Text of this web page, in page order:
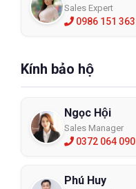
Sales Expert
0986 151 363
Kính bảo hộ
Ngọc Hội
Sales Manager
0372 064 090
Phú Huy